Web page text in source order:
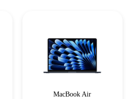
MacBook Air